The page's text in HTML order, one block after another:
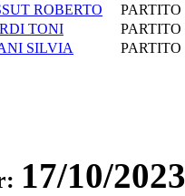
ROBERTO
TONI
SILVIA
17/10/2023